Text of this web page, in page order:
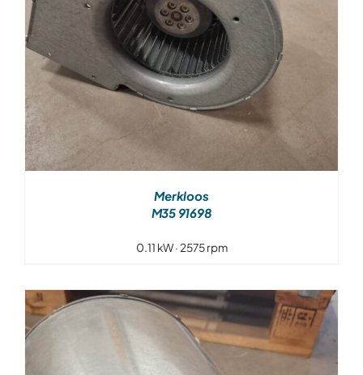
Merkloos
M35 91698
0.11 kW · 2575 rpm